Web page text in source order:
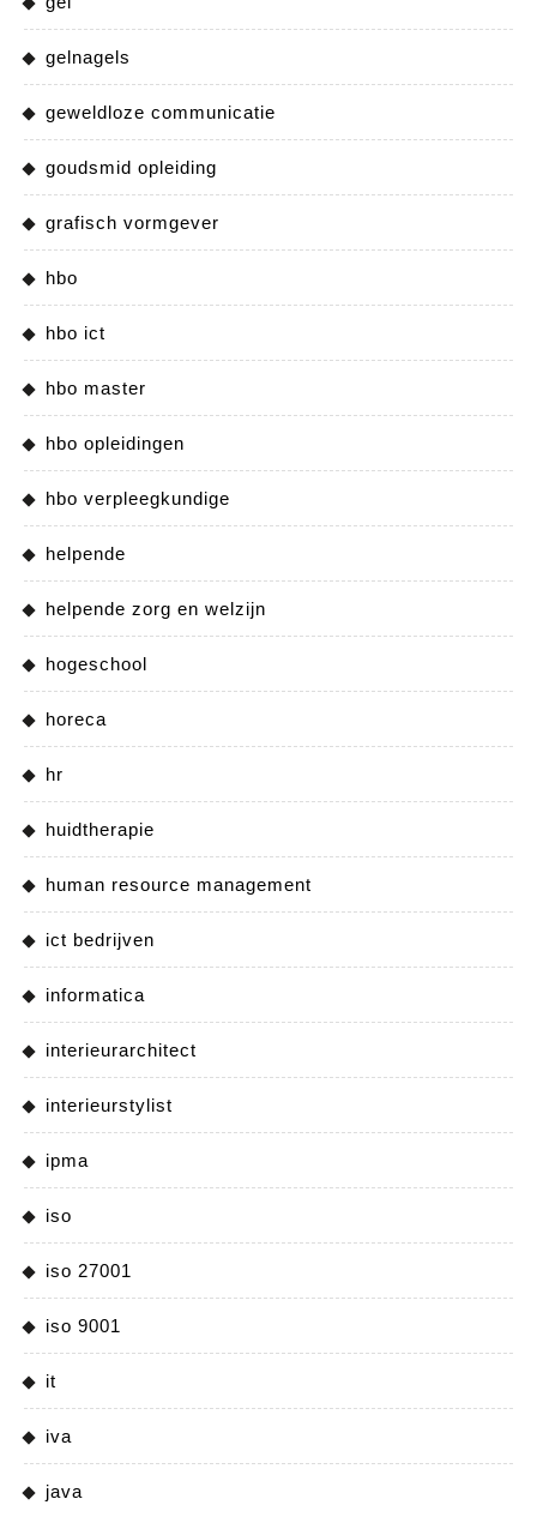
gelnagels
geweldloze communicatie
goudsmid opleiding
grafisch vormgever
hbo
hbo ict
hbo master
hbo opleidingen
hbo verpleegkundige
helpende
helpende zorg en welzijn
hogeschool
horeca
hr
huidtherapie
human resource management
ict bedrijven
informatica
interieurarchitect
interieurstylist
ipma
iso
iso 27001
iso 9001
it
iva
java